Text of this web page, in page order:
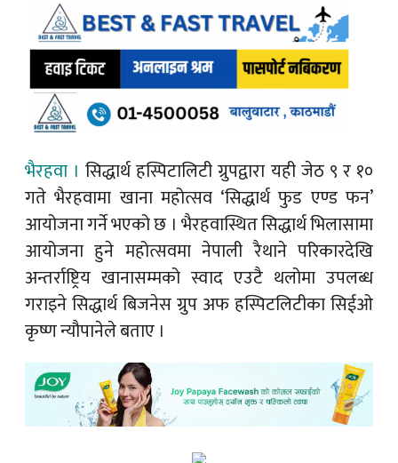
भैरहवा । सिद्धार्थ हस्पिटालिटी ग्रुपद्वारा यही जेठ ९ र १०
गते भैरहवामा खाना महोत्सव ‘सिद्धार्थ फुड एण्ड फन’
आयोजना गर्ने भएको छ । भैरहवास्थित सिद्धार्थ भिलासामा
आयोजना हुने महोत्सवमा नेपाली रैथाने परिकारदेखि
अन्तर्राष्ट्रिय खानासम्मको स्वाद एउटै थलोमा उपलब्ध
गराइने सिद्धार्थ बिजनेस ग्रुप अफ हस्पिटलिटीका सिईओ
कृष्ण न्यौपानेले बताए ।